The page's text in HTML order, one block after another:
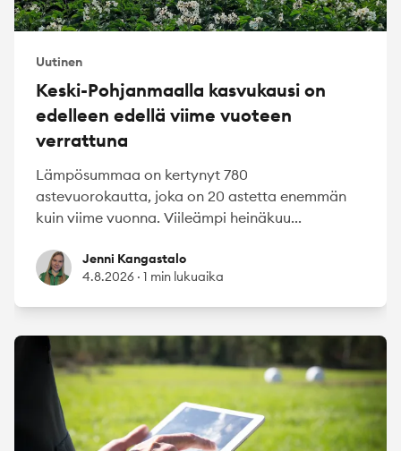
Uutinen
Keski-Pohjanmaalla kasvukausi on
edelleen edellä viime vuoteen
verrattuna
Lämpösummaa on kertynyt 780
astevuorokautta, joka on 20 astetta enemmän
kuin viime vuonna. Viileämpi heinäkuu...
Jenni Kangastalo
Jenni Kangastalo
4.8.2026 · 1 min lukuaika